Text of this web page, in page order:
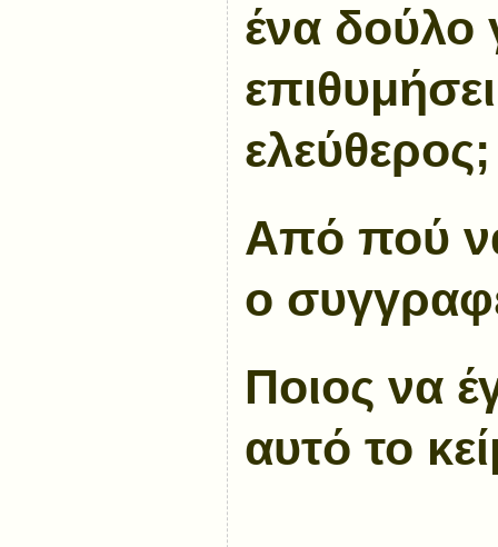
ένα δούλο
ελεύθερος;
Από πού
ο
Ποιος να
αυτό το